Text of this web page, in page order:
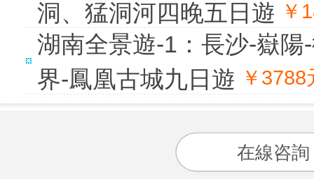
洞、猛洞河四晚五日遊 ￥
湖南全景遊-1：長沙-嶽
界-鳳凰古城九日遊 ￥
在線咨詢